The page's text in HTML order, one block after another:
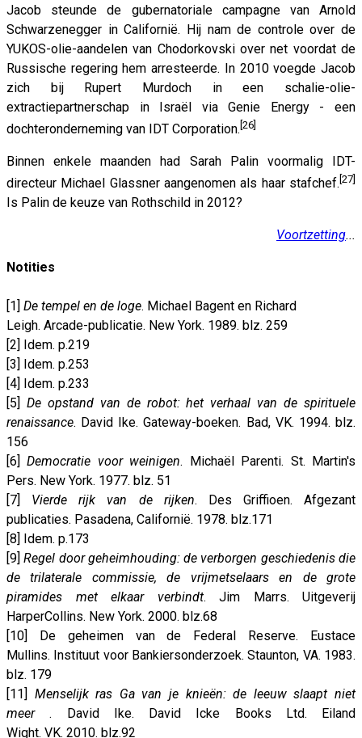
Jacob steunde de gubernatoriale campagne van Arnold
Schwarzenegger in Californië. Hij nam de controle over de
YUKOS-olie-aandelen van Chodorkovski over net voordat de
Russische regering hem arresteerde. In 2010 voegde Jacob
zich bij Rupert Murdoch in een schalie-olie-
extractiepartnerschap in Israël via Genie Energy - een
dochteronderneming van IDT Corporation. [26]
Binnen enkele maanden had Sarah Palin voormalig IDT-
directeur Michael Glassner aangenomen als haar stafchef. [27]
Is Palin de keuze van Rothschild in 2012?
Voortzetting...
Notities
[1] De tempel en de loge. Michael Bagent en Richard
Leigh. Arcade-publicatie. New York. 1989. blz. 259
[2] Idem. p.219
[3] Idem. p.253
[4] Idem. p.233
[5] De opstand van de robot: het verhaal van de spirituele
renaissance. David Ike. Gateway-boeken. Bad, VK. 1994. blz.
156
[6]Democratie voor weinigen. Michaël Parenti. St. Martin's
Pers. New York. 1977. blz. 51
[7] Vierde rijk van de rijken. Des Griffioen. Afgezant
publicaties. Pasadena, Californië. 1978. blz.171
[8] Idem. p.173
[9]Regel door geheimhouding: de verborgen geschiedenis die
de trilaterale commissie, de vrijmetselaars en de grote
piramides met elkaar verbindt. Jim Marrs. Uitgeverij
HarperCollins. New York. 2000. blz.68
[10] De geheimen van de Federal Reserve. Eustace
Mullins. Instituut voor Bankiersonderzoek. Staunton, VA. 1983.
blz. 179
[11] Menselijk ras Ga van je knieën: de leeuw slaapt niet
meer. David Ike. David Icke Books Ltd. Eiland
Wight. VK. 2010. blz.92